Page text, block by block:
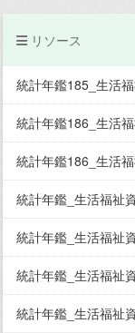
リソース
統計年鑑185_生活
統計年鑑186_生活
統計年鑑186_生活
統計年鑑_生活福祉
統計年鑑_生活福祉
統計年鑑_生活福祉
統計年鑑_生活福祉